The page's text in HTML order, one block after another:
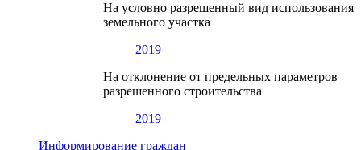
На условно разрешенный вид использования
земельного участка
2019
На отклонение от предельных параметров
разрешенного строительства
2019
Информирование граждан